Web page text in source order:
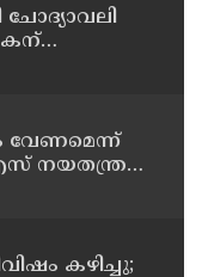
വേണമെന്ന്
നയതന്ത്ര
കഴിച്ചു;